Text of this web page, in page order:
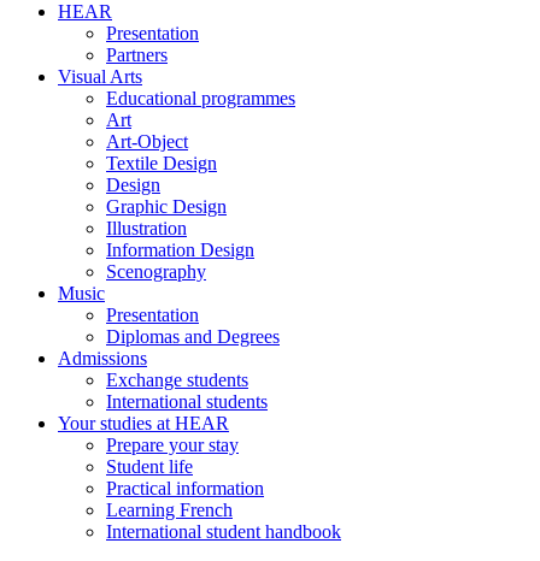
HEAR
Presentation
Partners
Visual Arts
Educational programmes
Art
Art-Object
Textile Design
Design
Graphic Design
Illustration
Information Design
Scenography
Music
Presentation
Diplomas and Degrees
Admissions
Exchange students
International students
Your studies at HEAR
Prepare your stay
Student life
Practical information
Learning French
International student handbook